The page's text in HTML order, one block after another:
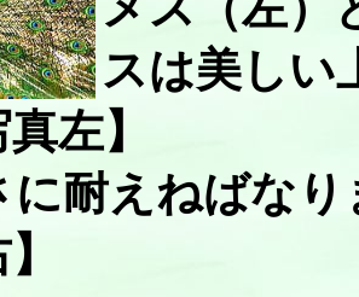
スは美しい
左】
に耐えねばな